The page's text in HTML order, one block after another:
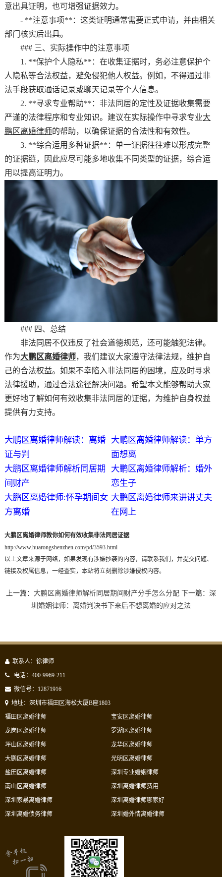
意出具证明，也可增强证据效力。
- **注意事项**：这类证明通常需要正式申请，并由相关
部门核实后出具。
### 三、实际操作中的注意事项
1. **保护个人隐私**：在收集证据时，务必注意保护个
人隐私等合法权益，避免侵犯他人权益。例如，不得通过非
法手段获取通话记录或聊天记录等个人信息。
2. **寻求专业帮助**：非法同居的定性及证据收集需要
严谨的法律程序和专业知识。建议在实际操作中寻求专业大
鹏区离婚律师的帮助，以确保证据的合法性和有效性。
3. **综合运用多种证据**：单一证据往往难以形成完整
的证据链，因此应尽可能多地收集不同类型的证据，综合运
用以提高证明力。
### 四、总结
非法同居不仅违反了社会道德规范，还可能触犯法律。
作为大鹏区离婚律师，我们建议大家遵守法律法规，维护自
己的合法权益。如果不幸陷入非法同居的困境，应及时寻求
法律援助，通过合法途径解决问题。希望本文能够帮助大家
更好地了解如何有效收集非法同居的证据，为维护自身权益
提供有力支持。
大鹏区离婚律师解读：离婚
证与判
大鹏区离婚律师解读：单方
面想离
大鹏区离婚律师解析同居期
间财产
大鹏区离婚律师解析：婚外
恋生子
大鹏区离婚律师:怀孕期间女
方离婚
大鹏区离婚律师来讲讲丈夫
在网上
大鹏区离婚律师教你如何有效收集非法同居证据
http://www.huarongshenzhen.com/pd/3593.html
以上文章来源于网络，如果发现有涉嫌抄袭的内容，请联系我们，并提交问题、
链接及权属信息，一经查实，本站将立刻删除涉嫌侵权内容。
上一篇： 大鹏区离婚律师解析同居期间财产分手怎么分配 下一篇： 深
圳婚姻律师：离婚判决书下来后不想离婚的应对之法
联系人：徐律师
电话：400-9969-211
微信号：12871916
地址：深圳市福田区海松大厦B座1803
福田区离婚律师
龙岗区离婚律师
坪山区离婚律师
大鹏区离婚律师
宝安区离婚律师
罗湖区离婚律师
龙华区离婚律师
光明区离婚律师
盐田区离婚律师
南山区离婚律师
深圳家暴离婚律师
深圳离婚债务律师
深圳专业婚姻律师
深圳离婚律师费用
深圳离婚律师哪家好
深圳婚外情离婚律师